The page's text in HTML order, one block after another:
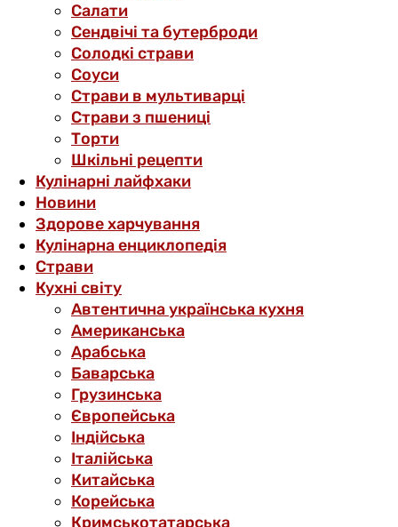
Салати
Сендвічі та бутерброди
Солодкі страви
Соуси
Страви в мультиварці
Страви з пшениці
Торти
Шкільні рецепти
Кулінарні лайфхаки
Новини
Здорове харчування
Кулінарна енциклопедія
Страви
Кухні світу
Автентична українська кухня
Американська
Арабська
Баварська
Грузинська
Європейська
Індійська
Італійська
Китайська
Корейська
Кримськотатарська